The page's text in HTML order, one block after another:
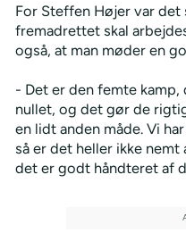
For Steffen Højer var
fremadrettet skal
også, at man møder en
- Det er den femte
nullet, og det gør de
en lidt anden måde. Vi
så er det heller ikke
det er godt håndteret af